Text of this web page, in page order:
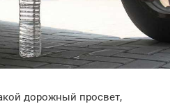
дорожный просвет,